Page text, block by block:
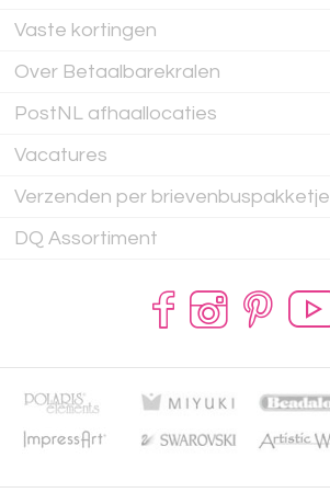
Vaste kortingen
Over Betaalbarekralen
PostNL afhaallocaties
Vacatures
Verzenden per brievenbuspakketje
DQ Assortiment